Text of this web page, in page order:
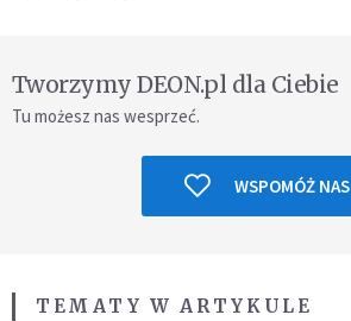
Tworzymy DEON.pl dla Ciebie
Tu możesz nas wesprzeć.
WSPOMÓŻ NAS
TEMATY W ARTYKULE